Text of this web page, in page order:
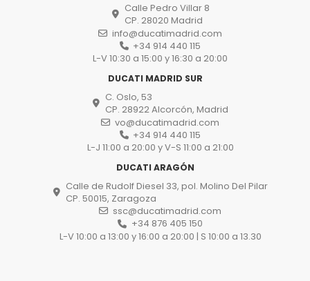
Calle Pedro Villar 8
CP. 28020 Madrid
info@ducatimadrid.com
+34 914 440 115
L-V 10:30 a 15:00 y 16:30 a 20:00
DUCATI MADRID SUR
C. Oslo, 53
CP. 28922 Alcorcón, Madrid
vo@ducatimadrid.com
+34 914 440 115
L-J 11:00 a 20:00 y V-S 11:00 a 21:00
DUCATI ARAGÓN
Calle de Rudolf Diesel 33, pol. Molino Del Pilar
CP. 50015, Zaragoza
ssc@ducatimadrid.com
+34 876 405 150
L-V 10:00 a 13:00 y 16:00 a 20:00 | S 10:00 a 13.30